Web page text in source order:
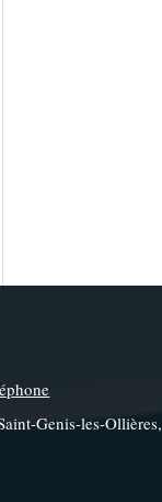
Genis-les-Ollières,